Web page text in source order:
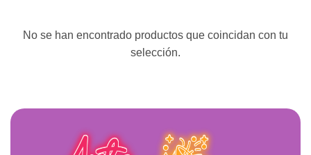
No se han encontrado productos que coincidan con tu
selección.